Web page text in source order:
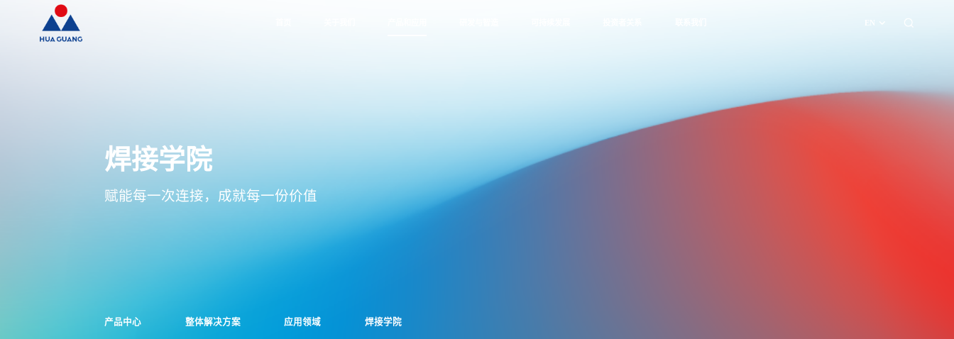
EN
焊接学院
赋能每一次连接，成就每一份价值
产品中心 整体解决方案 应用领域 焊接学院